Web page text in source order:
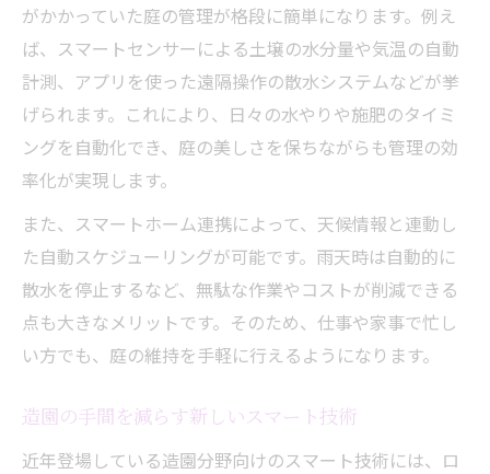
がかかっていた庭の管理が格段に簡単になります。例え
ば、スマートセンサーによる土壌の水分量や気温の自動
計測、アプリを使った遠隔操作の散水システムなどが挙
げられます。これにより、日々の水やりや施肥のタイミ
ングを自動化でき、庭の美しさを保ちながらも管理の効
率化が実現します。
また、スマートホーム連携によって、天候情報と連動し
た自動スケジューリングが可能です。雨天時は自動的に
散水を停止するなど、無駄な作業やコストが削減できる
点も大きなメリットです。そのため、仕事や家事で忙し
い方でも、庭の維持を手軽に行えるようになります。
造園の手間を減らす新しいスマート技術
近年登場している造園分野向けのスマート技術には、ロ